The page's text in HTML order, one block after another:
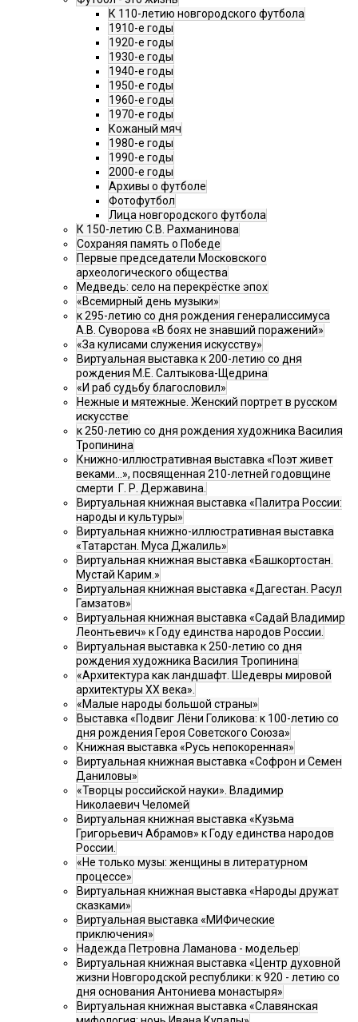
К 110-летию новгородского футбола
1910-е годы
1920-е годы
1930-е годы
1940-е годы
1950-е годы
1960-е годы
1970-е годы
Кожаный мяч
1980-е годы
1990-е годы
2000-е годы
Архивы о футболе
Фотофутбол
Лица новгородского футбола
К 150-летию С.В. Рахманинова
Сохраняя память о Победе
Первые председатели Московского
археологического общества
Медведь: село на перекрёстке эпох
«Всемирный день музыки»
к 295-летию со дня рождения генералиссимуса
А.В. Суворова «В боях не знавший поражений»
«За кулисами служения искусству»
Виртуальная выставка к 200-летию со дня
рождения М.Е. Салтыкова-Щедрина
«И раб судьбу благословил»
Нежные и мятежные. Женский портрет в русском
искусстве
к 250-летию со дня рождения художника Василия
Тропинина
Книжно-иллюстративная выставка «Поэт живет
веками…», посвященная 210-летней годовщине
смерти Г. Р. Державина.
Виртуальная книжная выставка «Палитра России:
народы и культуры»
Виртуальная книжно-иллюстративная выставка
«Татарстан. Муса Джалиль»
Виртуальная книжная выставка «Башкортостан.
Мустай Карим.»
Виртуальная книжная выставка «Дагестан. Расул
Гамзатов»
Виртуальная книжная выставка «Садай Владимир
Леонтьевич» к Году единства народов России.
Виртуальная выставка к 250-летию со дня
рождения художника Василия Тропинина
«Архитектура как ландшафт. Шедевры мировой
архитектуры XX века».
«Малые народы большой страны»
Выставка «Подвиг Лёни Голикова: к 100-летию со
дня рождения Героя Советского Союза»
Книжная выставка «Русь непокоренная»
Виртуальная книжная выставка «Софрон и Семен
Даниловы»
«Творцы российской науки». Владимир
Николаевич Челомей
Виртуальная книжная выставка «Кузьма
Григорьевич Абрамов» к Году единства народов
России.
«Не только музы: женщины в литературном
процессе»
Виртуальная книжная выставка «Народы дружат
сказками»
Виртуальная выставка «МИФические
приключения»
Надежда Петровна Ламанова - модельер
Виртуальная книжная выставка «Центр духовной
жизни Новгородской республики: к 920 - летию со
дня основания Антониева монастыря»
Виртуальная книжная выставка «Славянская